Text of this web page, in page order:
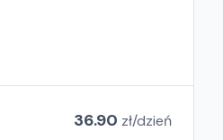
36.90 zł/dzień